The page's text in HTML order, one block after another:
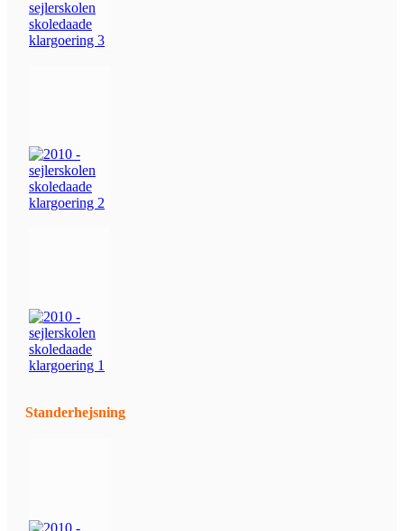
Standerhejsning